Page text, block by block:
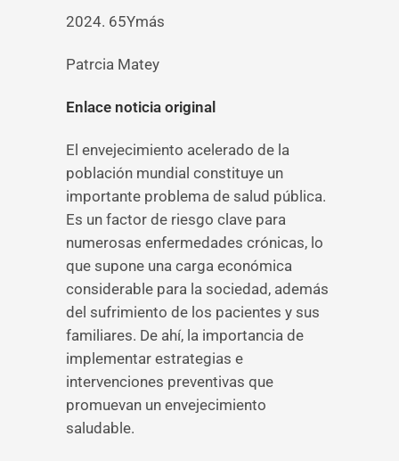
2024. 65Ymás
Patrcia Matey
Enlace noticia original
El envejecimiento acelerado de la
población mundial constituye un
importante problema de salud pública.
Es un factor de riesgo clave para
numerosas enfermedades crónicas, lo
que supone una carga económica
considerable para la sociedad, además
del sufrimiento de los pacientes y sus
familiares. De ahí, la importancia de
implementar estrategias e
intervenciones preventivas que
promuevan un envejecimiento
saludable.